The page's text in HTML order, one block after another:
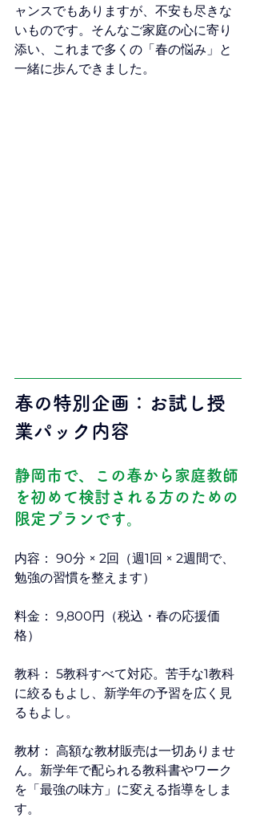
ャンスでもありますが、不安も尽きな
いものです。そんなご家庭の心に寄り
添い、これまで多くの「春の悩み」と
一緒に歩んできました。
春の特別企画：お試し授
業パック内容
静岡市で、この春から家庭教師
を初めて検討される方のための
限定プランです。
内容： 90分 × 2回（週1回 × 2週間で、
勉強の習慣を整えます）
料金： 9,800円（税込・春の応援価
格）
教科： 5教科すべて対応。苦手な1教科
に絞るもよし、新学年の予習を広く見
るもよし。
教材： 高額な教材販売は一切ありませ
ん。新学年で配られる教科書やワーク
を「最強の味方」に変える指導をしま
す。